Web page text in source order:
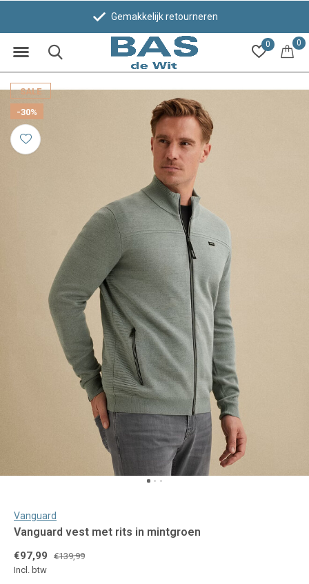
0 0
Gemakkelijk retourneren
SALE
-30%
Vanguard
Vanguard vest met rits in mintgroen
€97,99
€139,99
Incl. btw